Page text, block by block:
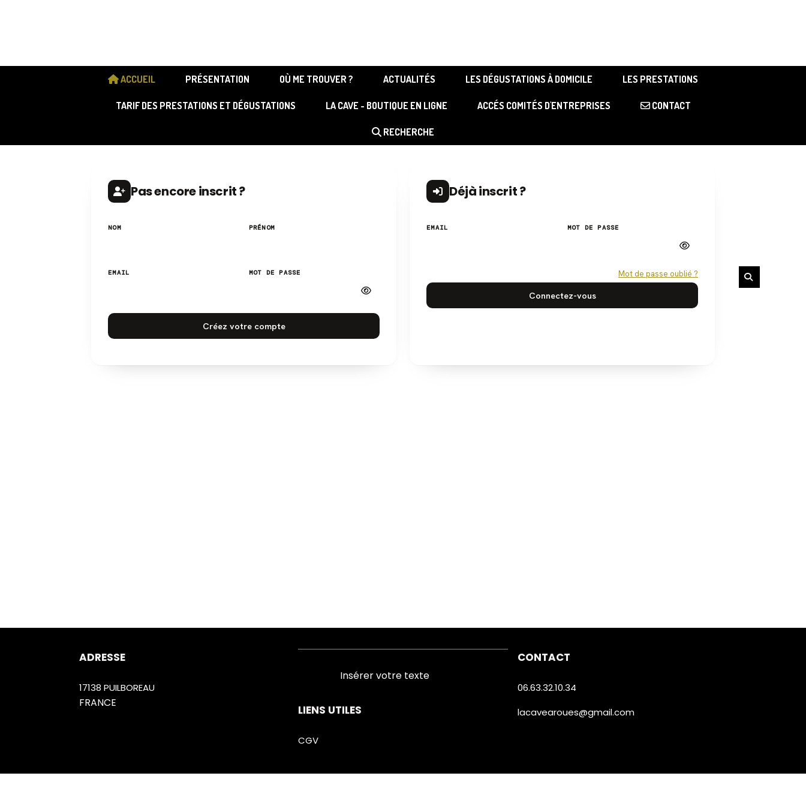
ACCUEIL PRÉSENTATION OÙ ME TROUVER ? ACTUALITÉS LES DÉGUSTATIONS À DOMICILE LES PRESTATIONS
TARIF DES PRESTATIONS ET DÉGUSTATIONS LA CAVE - BOUTIQUE EN LIGNE ACCÉS COMITÉS D'ENTREPRISES CONTACT
RECHERCHE
Pas encore inscrit ?
NOM PRÉNOM
EMAIL MOT DE PASSE
Créez votre compte
Déjà inscrit ?
EMAIL MOT DE PASSE
Mot de passe oublié ?
Connectez-vous
ADRESSE
17138 PUILBOREAU
FRANCE
Insérer votre texte
LIENS UTILES
CGV
CONTACT
06.63.32.10.34
lacavearoues@gmail.com